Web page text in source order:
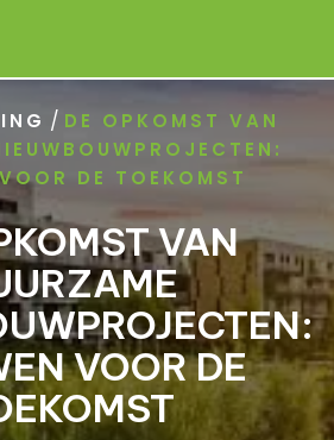
/ DE OPKOMST VAN
DE TOEKOMST
VAN
VOOR DE